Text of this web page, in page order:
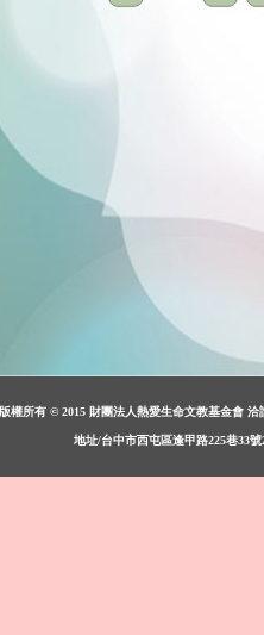
版權所有 © 2015 財團法人熱愛生命文教基金會
地址/台中市西屯區逢甲路225巷33